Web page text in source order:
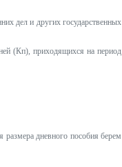
дел и других государственных
(Кп), приходящихся на период
дневного пособия берем